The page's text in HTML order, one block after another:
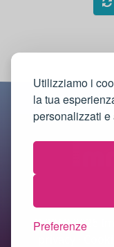
Utilizziamo i
la tua
personalizzati e
Preferenze
© 2018-2026